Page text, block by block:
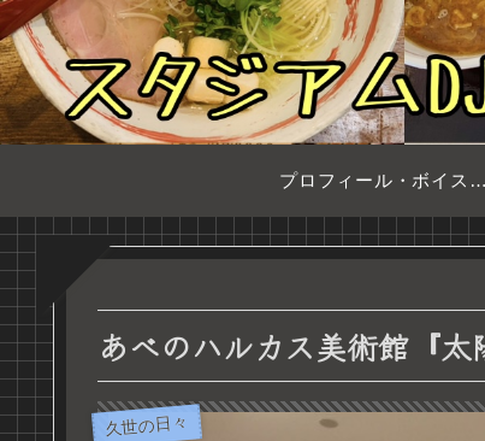
プロフィール・ボイスサンプル
あべのハルカス美術館『
久世の日々